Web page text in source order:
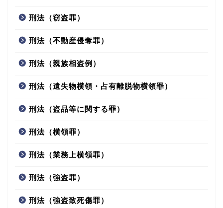
刑法（窃盗罪）
刑法（不動産侵奪罪）
刑法（親族相盗例）
刑法（遺失物横領・占有離脱物横領罪）
刑法（盗品等に関する罪）
刑法（横領罪）
刑法（業務上横領罪）
刑法（強盗罪）
刑法（強盗致死傷罪）